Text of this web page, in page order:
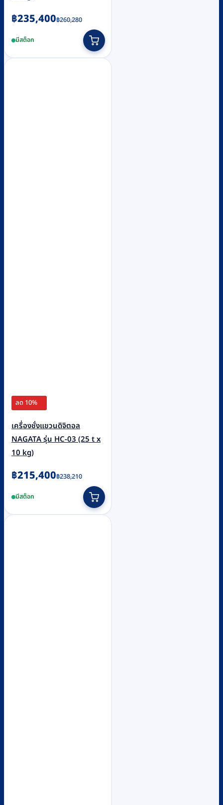
฿260,280
Original
was:
฿260,280.
฿235,400
Current
is:
฿235,400.
มีสต็อก
ลด 10%
เครื่องชั่งแขวนดิจิตอล
NAGATA รุ่น HC-03 (25 t x
10 kg)
฿238,210
Original
was:
฿238,210.
฿215,400
Current
is:
฿215,400.
มีสต็อก